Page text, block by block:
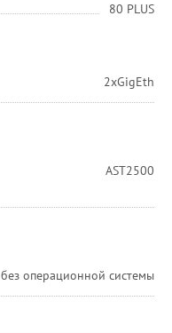
80 PLUS
2xGigEth
AST2500
без операционной системы